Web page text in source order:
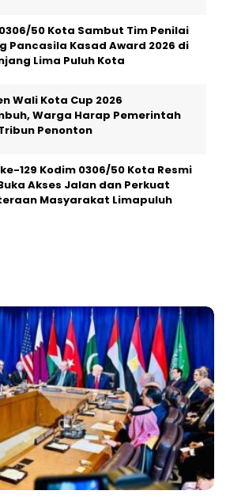
50 Kota Sambut Tim Penilai
Pancasila Kasad Award 2026 di
Lima Puluh Kota
Wali Kota Cup 2026
Warga Harap Pemerintah
Penonton
ke-129 Kodim 0306/50 Kota Resmi
Akses Jalan dan Perkuat
Masyarakat Limapuluh